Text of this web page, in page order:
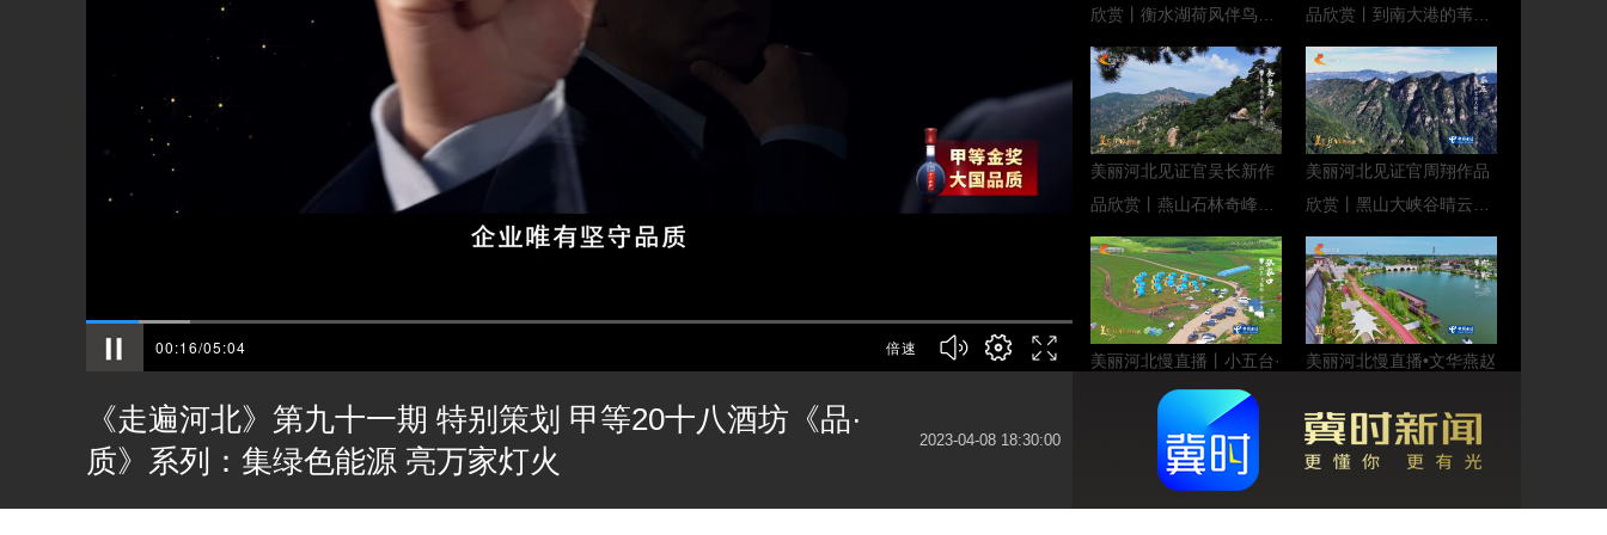
00:16/05:04 倍速
欣赏丨衡水湖荷风伴鸟
影，碧水润生机
品欣赏丨到南大港的苇海
里听浪涛鸟鸣
美丽河北见证官吴长新作
品欣赏丨燕山石林奇峰怪
石映晴空，游人漫步绿意
中
美丽河北见证官周翔作品
欣赏丨黑山大峡谷晴云绕
翠岭，幽谷沐清风
美丽河北慢直播丨小五台·
金河景区高山流水觅幽
境，翠岭连云入画屏 张家
口 正午 2026/08/09#这么
近，那么美，周末到河北
美丽河北慢直播•文华燕赵
风华聚古城 正午
2026/08/09#这么近，那
《走遍河北》第九十一期 特别策划 甲等20十八酒坊《品·
质》系列：集绿色能源 亮万家灯火
2023-04-08 18:30:00